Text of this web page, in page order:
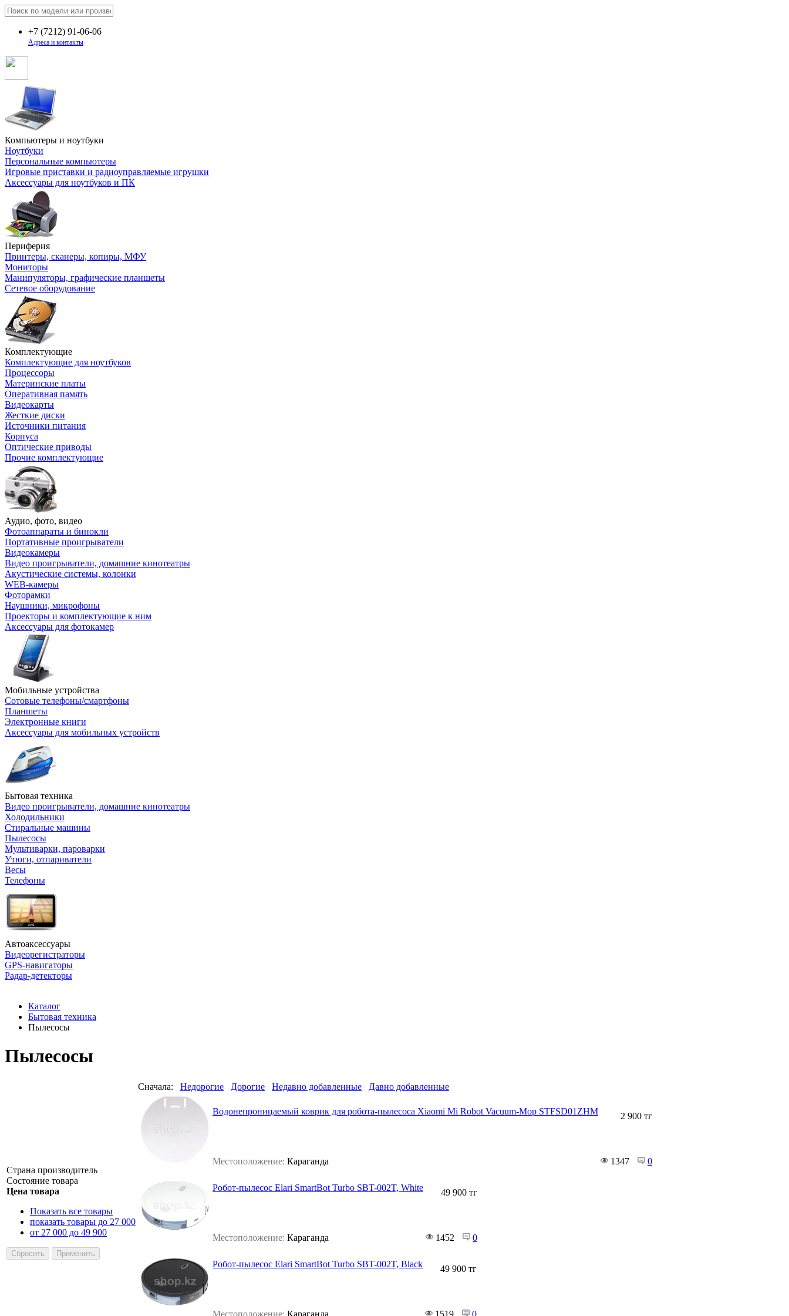
+7 (7212) 91-06-06
Адреса и контакты
Компьютеры и ноутбуки
Ноутбуки
Персональные компьютеры
Игровые приставки и радиоуправляемые игрушки
Аксессуары для ноутбуков и ПК
Периферия
Принтеры, сканеры, копиры, МФУ
Мониторы
Манипуляторы, графические планшеты
Сетевое оборудование
Комплектующие
Комплектующие для ноутбуков
Процессоры
Материнские платы
Оперативная память
Видеокарты
Жесткие диски
Источники питания
Корпуса
Оптические приводы
Прочие комплектующие
Аудио, фото, видео
Фотоаппараты и бинокли
Портативные проигрыватели
Видеокамеры
Видео проигрыватели, домашние кинотеатры
Акустические системы, колонки
WEB-камеры
Фоторамки
Наушники, микрофоны
Проекторы и комплектующие к ним
Аксессуары для фотокамер
Мобильные устройства
Сотовые телефоны/смартфоны
Планшеты
Электронные книги
Аксессуары для мобильных устройств
Бытовая техника
Видео проигрыватели, домашние кинотеатры
Холодильники
Стиральные машины
Пылесосы
Мультиварки, пароварки
Утюги, отпариватели
Весы
Телефоны
Автоаксессуары
Видеорегистраторы
GPS-навигаторы
Радар-детекторы
Каталог
Бытовая техника
Пылесосы
Пылесосы
Страна производитель
Состояние товара
Цена товара
Показать все товары
показать товары до 27 000
от 27 000 до 49 900
Сначала: Недорогие Дорогие Недавно добавленные Давно добавленные
Водонепроницаемый коврик для робота-пылесоса Xiaomi Mi Robot Vacuum-Mop STFSD01ZHM 2 900 тг
Местоположение: Караганда 1347 0
Робот-пылесос Elari SmartBot Turbo SBT-002T, White 49 900 тг
Местоположение: Караганда 1452 0
Робот-пылесос Elari SmartBot Turbo SBT-002T, Black 49 900 тг
Местоположение: Караганда 1519 0